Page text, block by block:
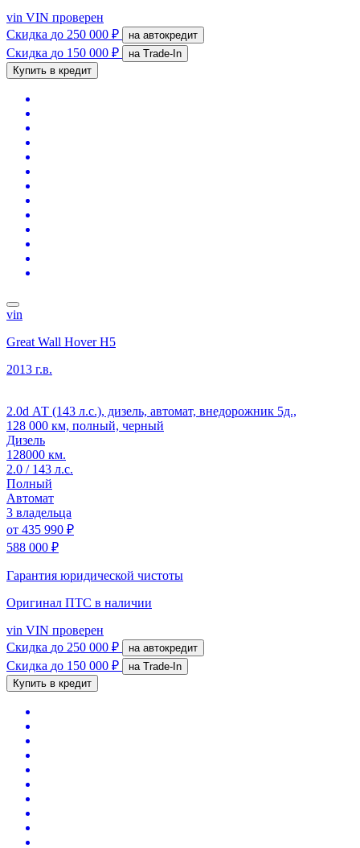
vin VIN проверен
Скидка до 250 000 ₽ на автокредит
Скидка до 150 000 ₽
на Trade-In
Купить в кредит
vin
Great Wall Hover H5
2013 г.в.
2.0d АТ (143 л.с.), дизель, автомат, внедорожник 5д.,
128 000 км, полный, черный
Дизель
128000 км.
2.0 / 143 л.с.
Полный
Автомат
3 владельца
от 435 990 ₽
588 000 ₽
Гарантия юридической чистоты
Оригинал ПТС в наличии
vin VIN проверен
Скидка до 250 000 ₽ на автокредит
Скидка до 150 000 ₽
на Trade-In
Купить в кредит